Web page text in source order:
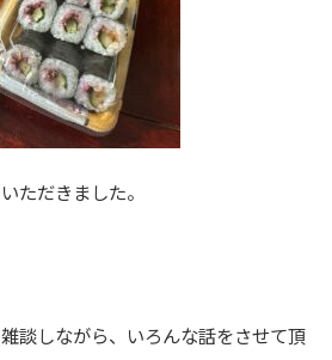
ただきました。
談しながら、いろんな話をさせて頂